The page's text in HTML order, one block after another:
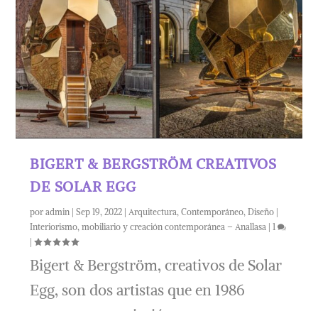
BIGERT & BERGSTRÖM CREATIVOS
DE SOLAR EGG
poradmin |Sep 19, 2022 |Arquitectura,Contemporáneo,Diseño |
Interiorismo, mobiliario y creación contemporánea – Anallasa |1
|
Bigert & Bergström, creativos de Solar
Egg, son dos artistas que en 1986